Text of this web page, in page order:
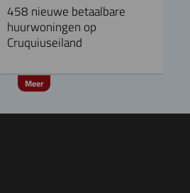
458 nieuwe betaalbare
huurwoningen op
Cruquiuseiland
Meer